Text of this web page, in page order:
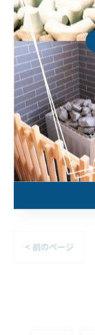
大人数で淡路島に
淡路島でサウナ付
淡路島で落ち着き
淡路島でプライベ
--
< 前のページ